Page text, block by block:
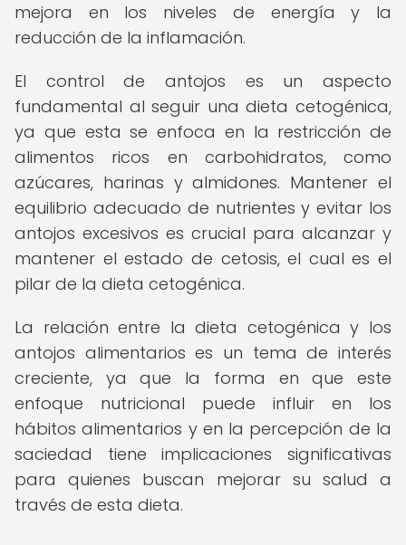
mejora en los niveles de energía y la
reducción de la inflamación.
El control de antojos es un aspecto
fundamental al seguir una dieta cetogénica,
ya que esta se enfoca en la restricción de
alimentos ricos en carbohidratos, como
azúcares, harinas y almidones. Mantener el
equilibrio adecuado de nutrientes y evitar los
antojos excesivos es crucial para alcanzar y
mantener el estado de cetosis, el cual es el
pilar de la dieta cetogénica.
La relación entre la dieta cetogénica y los
antojos alimentarios es un tema de interés
creciente, ya que la forma en que este
enfoque nutricional puede influir en los
hábitos alimentarios y en la percepción de la
saciedad tiene implicaciones significativas
para quienes buscan mejorar su salud a
través de esta dieta.